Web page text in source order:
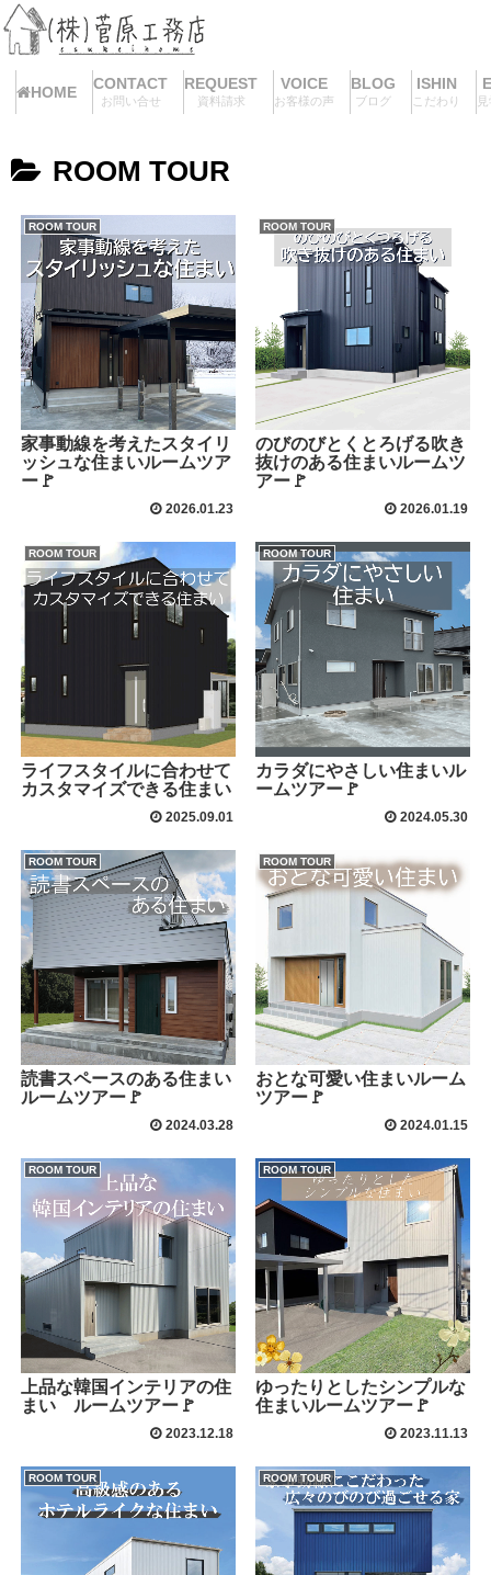
HOME CONTACT
お問い合せ
REQUEST
資料請求
VOICE
お客様の声
BLOG
ブログ
ISHIN
こだわり
ROOM TOUR
ROOM TOUR
家事動線を考えたスタイリ
ッシュな住まいルームツア
ー🚩
2026.01.23
ROOM TOUR
のびのびとくとろげる吹き
抜けのある住まいルームツ
アー🚩
2026.01.19
ROOM TOUR
ライフスタイルに合わせて
カスタマイズできる住まい
2025.09.01
ROOM TOUR
カラダにやさしい住まいル
ームツアー🚩
2024.05.30
ROOM TOUR
読書スペースのある住まい
ルームツアー🚩
2024.03.28
ROOM TOUR
おとな可愛い住まいルーム
ツアー🚩
2024.01.15
ROOM TOUR
上品な韓国インテリアの住
まい ルームツアー🚩
2023.12.18
ROOM TOUR
ゆったりとしたシンプルな
住まいルームツアー🚩
2023.11.13
ROOM TOUR ROOM TOUR